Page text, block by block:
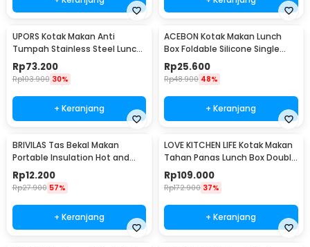
UPORS Kotak Makan Anti
Tumpah Stainless Steel Lunch
Box 3 Grid 1.3L - UP3
Rp73.200
Rp103.900 30%
+ Keranjang
ACEBON Kotak Makan Lunch
Box Foldable Silicone Single
Layer 550ml - ACB55
Rp25.600
Rp48.900 48%
+ Keranjang
BRIVILAS Tas Bekal Makan
Portable Insulation Hot and
Cold Lunch Bag - EI23
Rp12.200
Rp27.900 57%
+ Keranjang
LOVE KITCHEN LIFE Kotak Makan
Tahan Panas Lunch Box Double
Layer - YM8686/YM9645
Rp109.000
Rp172.900 37%
+ Keranjang